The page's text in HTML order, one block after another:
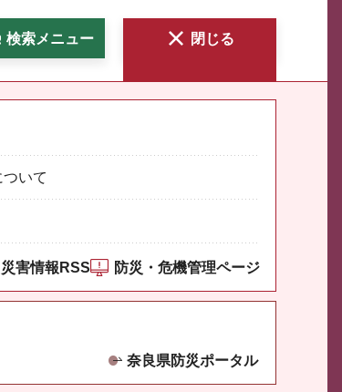
検索メニュー 閉じる
いて
害情報RSS 防災・危機管理ページ
奈良県防災ポータル